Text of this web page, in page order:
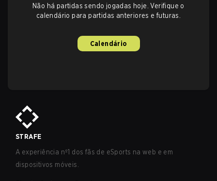
Não há partidas sendo jogadas hoje. Verifique o
calendário para partidas anteriores e futuras.
Calendário
STRAFE
A experiência nº1 dos fãs de eSports na web e em
dispositivos móveis.